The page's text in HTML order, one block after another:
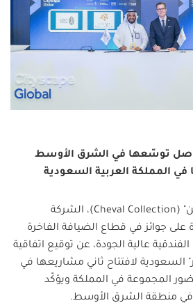
توسّعها في الشرق الأوسط
في المملكة العربية السعودية
أعلنت "شيفال كوليكشن" (Cheval Collection)، الشركة
على جوائز في قطاع الضيافة الفاخرة
عالية الجودة، عن توقيع اتفاقية
السعودية لافتتاح ثاني مشاريعها في
المجموعة في المملكة ويؤكّد
في منطقة الشرق الأوسط.